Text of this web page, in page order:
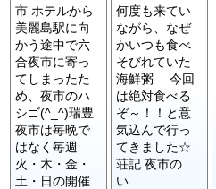
市 ホテルから
美麗島駅に向
かう途中で六
合夜市に寄っ
てしまったた
め、夜市のハ
シゴ(^_^)瑞豊
夜市は毎晩で
はなく毎週
火・木・金・
土・日の開催
何度も来てい
ながら、なぜ
かいつも食べ
そびれていた
海鮮粥 今回
は絶対食べる
ぞ～！！と意
気込んで行っ
てきました☆
荘記 夜市の
い...